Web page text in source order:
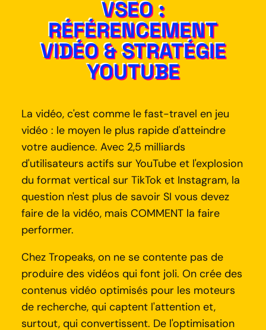
VSEO :
RÉFÉRENCEMENT
VIDÉO & STRATÉGIE
YOUTUBE
La vidéo, c'est comme le fast-travel en jeu
vidéo : le moyen le plus rapide d'atteindre
votre audience. Avec 2,5 milliards
d'utilisateurs actifs sur YouTube et l'explosion
du format vertical sur TikTok et Instagram, la
question n'est plus de savoir SI vous devez
faire de la vidéo, mais COMMENT la faire
performer.
Chez Tropeaks, on ne se contente pas de
produire des vidéos qui font joli. On crée des
contenus vidéo optimisés pour les moteurs
de recherche, qui captent l'attention et,
surtout, qui convertissent. De l'optimisation